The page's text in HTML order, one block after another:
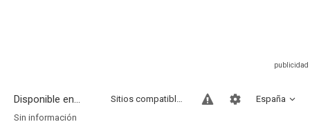
Disponible en... España
Sitios compatibles
Sin información